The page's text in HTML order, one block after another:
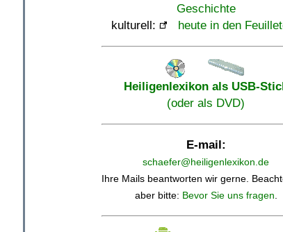
Geschichte
kulturell:
heute in den
Heiligenlexikon als USB-
(oder als DVD)
E-mail:
schaefer@heiligenlexikon.de
Ihre Mails beantworten wir gerne.
aber bitte: Bevor Sie uns fragen.